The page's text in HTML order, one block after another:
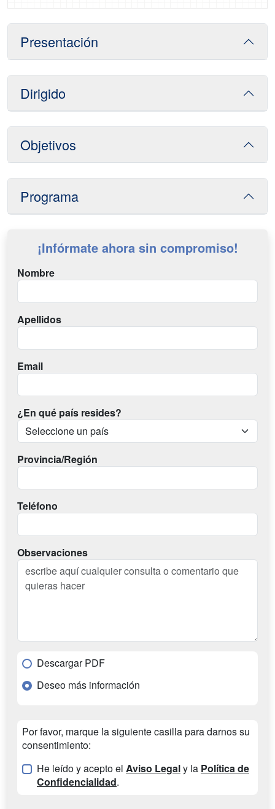
Presentación
Dirigido
Objetivos
Programa
¡Infórmate ahora sin compromiso!
Nombre
Apellidos
Email
¿En qué país resides?
Provincia/Región
Teléfono
Observaciones
Descargar PDF
Deseo más información
Por favor, marque la siguiente casilla para darnos su
consentimiento:
He leído y acepto el Aviso Legaly la Política de
Confidencialidad.